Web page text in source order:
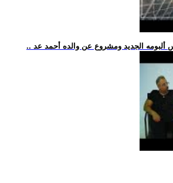
ألبومه الجديد ومشروع عن والده أحمد عد